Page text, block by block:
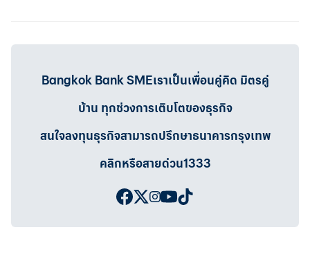
Bangkok Bank SMEเราเป็นเพื่อนคู่คิด มิตรคู่
บ้าน ทุกช่วงการเติบโตของธุรกิจ
สนใจลงทุนธุรกิจสามารถปรึกษาธนาคารกรุงเทพ
คลิกหรือสายด่วน1333